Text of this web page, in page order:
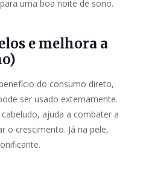
uma boa noite de sono.
e melhora a
do consumo direto,
ser usado externamente.
ajuda a combater a
o crescimento. Já na pele,